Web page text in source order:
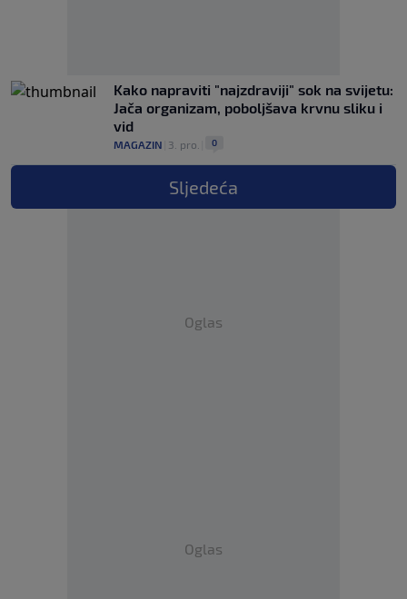
Kako napraviti "najzdraviji" sok na svijetu:
Jača organizam, poboljšava krvnu sliku i
vid
MAGAZIN 3. pro. 0
Sljedeća
Oglas
Oglas